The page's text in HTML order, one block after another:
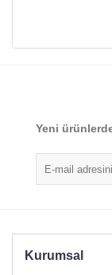
Ürün resmi
Ürün
Ürün
Yeni
Kurumsal